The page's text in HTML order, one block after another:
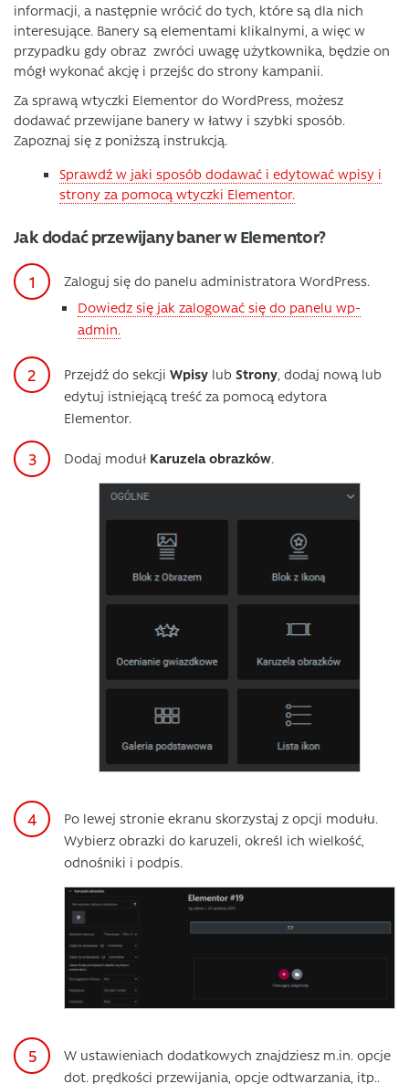
informacji, a następnie wrócić do tych, które są dla nich
interesujące. Banery są elementami klikalnymi, a więc w
przypadku gdy obraz zwróci uwagę użytkownika, będzie on
mógł wykonać akcję i przejśc do strony kampanii.
Za sprawą wtyczki Elementor do WordPress, możesz
dodawać przewijane banery w łatwy i szybki sposób.
Zapoznaj się z poniższą instrukcją.
Sprawdź w jaki sposób dodawać i edytować wpisy i
strony za pomocą wtyczki Elementor.
Jak dodać przewijany baner w Elementor?
Zaloguj się do panelu administratora WordPress.
Dowiedz się jak zalogować się do panelu wp-
admin.
Przejdź do sekcji Wpisy lub Strony, dodaj nową lub
edytuj istniejącą treść za pomocą edytora
Elementor.
Dodaj moduł Karuzela obrazków.
Po lewej stronie ekranu skorzystaj z opcji modułu.
Wybierz obrazki do karuzeli, określ ich wielkość,
odnośniki i podpis.
W ustawieniach dodatkowych znajdziesz m.in. opcje
dot. prędkości przewijania, opcje odtwarzania, itp..